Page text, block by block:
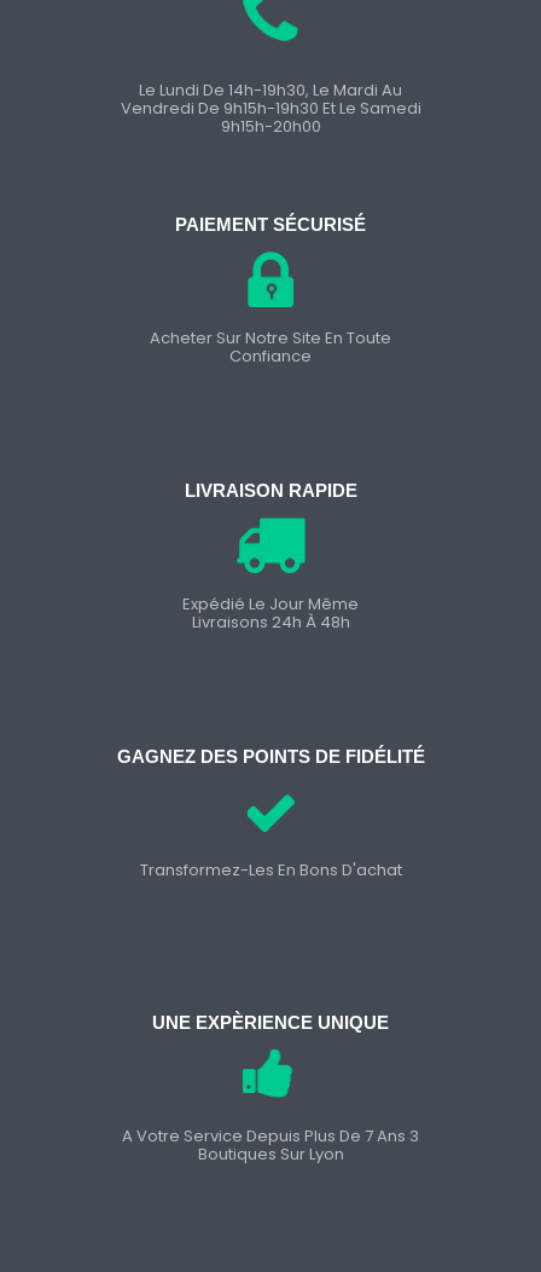
Le Lundi De 14h-19h30, Le Mardi Au
Vendredi De 9h15h-19h30 Et Le Samedi
9h15h-20h00
PAIEMENT SÉCURISÉ
Acheter Sur Notre Site En Toute
Confiance
LIVRAISON RAPIDE
Expédié Le Jour Même
Livraisons 24h À 48h
GAGNEZ DES POINTS DE FIDÉLITÉ
Transformez-Les En Bons D'achat
UNE EXPÈRIENCE UNIQUE
A Votre Service Depuis Plus De 7 Ans 3
Boutiques Sur Lyon